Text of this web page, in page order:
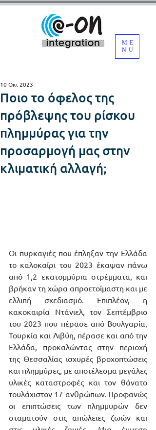
ME
NU
Ποιο το όφελος της
πρόβλεψης του ρίσκου
πλημμύρας για την
προσαρμογή μας στην
κλιματική αλλαγή;
10 Οκτ 2023
Οι πυρκαγιές που έπληξαν την Ελλάδα
το καλοκαίρι του 2023 έκαψαν πάνω
από 1,2 εκατομμύρια στρέμματα, και
βρήκαν τη χώρα απροετοίμαστη και με
ελλιπή σχεδιασμό. Επιπλέον, η
κακοκαιρία Ντάνιελ, τον Σεπτέμβριο
του 2023 που πέρασε από Βουλγαρία,
Τουρκία και Λιβύη, πέρασε και από την
Ελλάδα, προκαλώντας στην περιοχή
της Θεσσαλίας ισχυρές βροχοπτώσεις
και πλημμύρες, με αποτέλεσμα μεγάλες
υλικές καταστροφές και τον θάνατο
τουλάχιστον 17 ανθρώπων. Προφανώς
οι επιπτώσεις των πλημμυρών δεν
σταματούν στις απώλειες ζωών και